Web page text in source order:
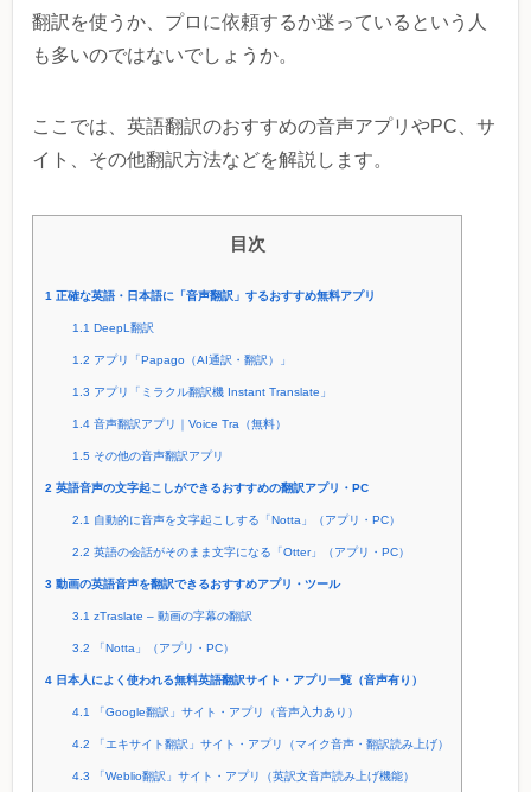
翻訳を使うか、プロに依頼するか迷っているという人
も多いのではないでしょうか。
ここでは、英語翻訳のおすすめの音声アプリやPC、サ
イト、その他翻訳方法などを解説します。
目次
1 正確な英語・日本語に「音声翻訳」するおすすめ無料アプリ
1.1 DeepL翻訳
1.2 アプリ「Papago（AI通訳・翻訳）」
1.3 アプリ「ミラクル翻訳機 Instant Translate」
1.4音声翻訳アプリ｜Voice Tra（無料）
1.5 その他の音声翻訳アプリ
2 英語音声の文字起こしができるおすすめの翻訳アプリ・PC
2.1 自動的に音声を文字起こしする「Notta」（アプリ・PC）
2.2 英語の会話がそのまま文字になる「Otter」（アプリ・PC）
3 動画の英語音声を翻訳できるおすすめアプリ・ツール
3.1 zTraslate – 動画の字幕の翻訳
3.2 「Notta」（アプリ・PC）
4 日本人によく使われる無料英語翻訳サイト・アプリ一覧（音声有り）
4.1 「Google翻訳」サイト・アプリ（音声入力あり）
4.2 「エキサイト翻訳」サイト・アプリ（マイク音声・翻訳読み上げ）
4.3 「Weblio翻訳」サイト・アプリ（英訳文音声読み上げ機能）